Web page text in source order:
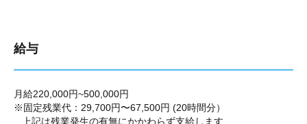
給与
月給220,000円~500,000円
※固定残業代：29,700円〜67,500円 (20時間分）
上記は残業発生の有無にかかわらず支給します